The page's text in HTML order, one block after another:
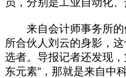
来自会计师事务所的
所合伙人刘云的身影，
选者。导报记者还发现
东元素”，那就是来自中